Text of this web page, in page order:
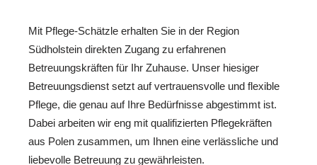
Mit Pflege-Schätzle erhalten Sie in der Region
Südholstein direkten Zugang zu erfahrenen
Betreuungskräften für Ihr Zuhause. Unser hiesiger
Betreuungsdienst setzt auf vertrauensvolle und flexible
Pflege, die genau auf Ihre Bedürfnisse abgestimmt ist.
Dabei arbeiten wir eng mit qualifizierten Pflegekräften
aus Polen zusammen, um Ihnen eine verlässliche und
liebevolle Betreuung zu gewährleisten.